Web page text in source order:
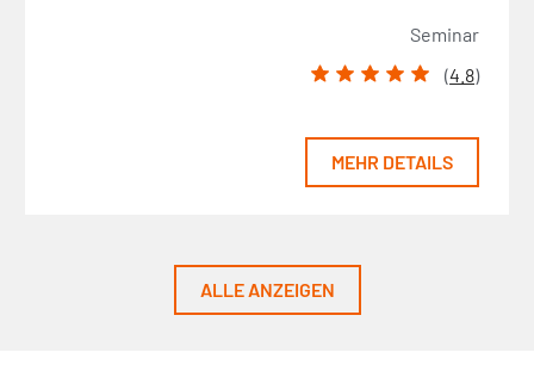
Seminar
(4.8)
MEHR DETAILS
ALLE ANZEIGEN